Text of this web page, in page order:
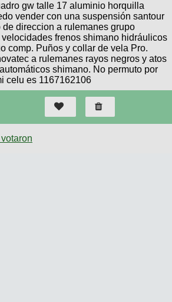
gw talle 17 aluminio horquilla
vender con una suspensión santour
direccion a rulemanes grupo
frenos shimano hidráulicos
comp. Puños y collar de vela Pro.
a rulemanes rayos negros y atos
shimano. No permuto por
celu es 1167162106